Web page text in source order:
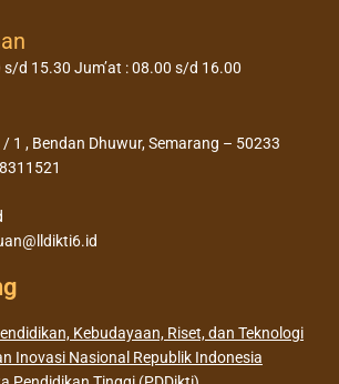
s/d 15.30 Jum’at : 08.00 s/d 16.00
1 , Bendan Dhuwur, Semarang – 50233
Kebudayaan, Riset, dan Teknologi
Inovasi Nasional Republik Indonesia